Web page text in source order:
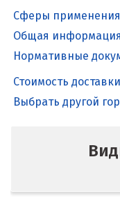
Сферы применения
Общая информация
Нормативные
Стоимость
Выбрать другой